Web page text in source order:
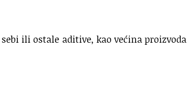
ili ostale aditive, kao većina proizvoda